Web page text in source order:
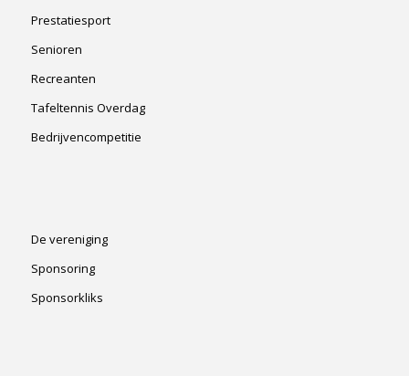
Prestatiesport
Senioren
Recreanten
Tafeltennis Overdag
Bedrijvencompetitie
De vereniging
Sponsoring
Sponsorkliks